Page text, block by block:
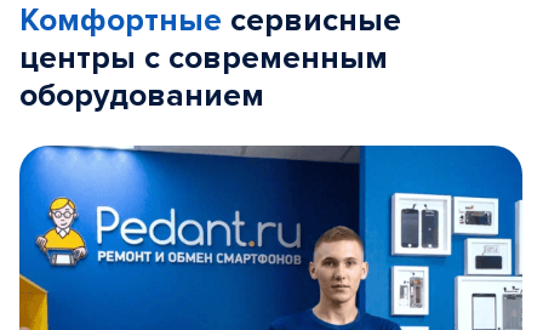
Комфортные сервисные
центры с современным
оборудованием